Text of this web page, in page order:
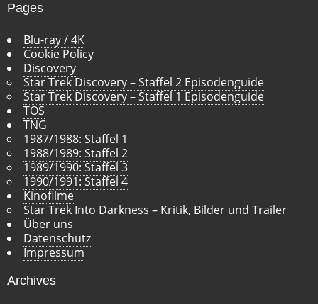
Pages
Blu-ray / 4K
Cookie Policy
Discovery
Star Trek Discovery – Staffel 2 Episodenguide
Star Trek Discovery – Staffel 1 Episodenguide
TOS
TNG
1987/1988: Staffel 1
1988/1989: Staffel 2
1989/1990: Staffel 3
1990/1991: Staffel 4
Kinofilme
Star Trek Into Darkness – Kritik, Bilder und Trailer
Über uns
Datenschutz
Impressum
Archives